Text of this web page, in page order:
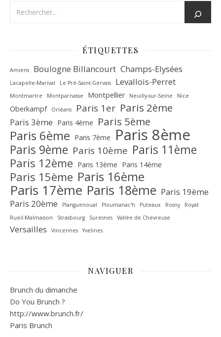
ÉTIQUETTES
Amiens Boulogne Billancourt Champs-Elysées
Lacapelle-Marival Le Pré-Saint-Gervais Levallois-Perret
Montmartre Montparnasse Montpellier Neuilly-sur-Seine Nice
Oberkampf Orléans Paris 1er Paris 2ème
Paris 3ème Paris 4ème Paris 5ème
Paris 6ème Paris 7ème Paris 8ème
Paris 9ème Paris 10ème Paris 11ème
Paris 12ème Paris 13ème Paris 14ème
Paris 15ème Paris 16ème
Paris 17ème Paris 18ème Paris 19ème
Paris 20ème
Planguenoual Ploumanac'h Puteaux Rosny
Royat
Rueil-Malmaison
Strasbourg Suresnes Vallée de Chevreuse‎
Versailles Vincennes Yvelines
NAVIGUER
Brunch du dimanche
Do You Brunch ?
http://www.brunch.fr/
Paris Brunch